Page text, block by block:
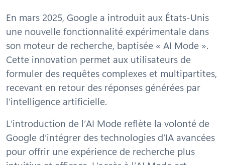
En mars 2025, Google a introduit aux États-Unis
une nouvelle fonctionnalité expérimentale dans
son moteur de recherche, baptisée « AI Mode ».
Cette innovation permet aux utilisateurs de
formuler des requêtes complexes et multipartites,
recevant en retour des réponses générées par
l’intelligence artificielle.
L’introduction de l’AI Mode reflète la volonté de
Google d’intégrer des technologies d’IA avancées
pour offrir une expérience de recherche plus